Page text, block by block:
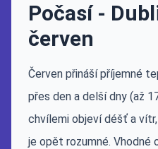
Počasí -
červen
Červen přináší příjemné
přes den a delší dny (až
chvílemi objeví déšť a
je opět rozumné.